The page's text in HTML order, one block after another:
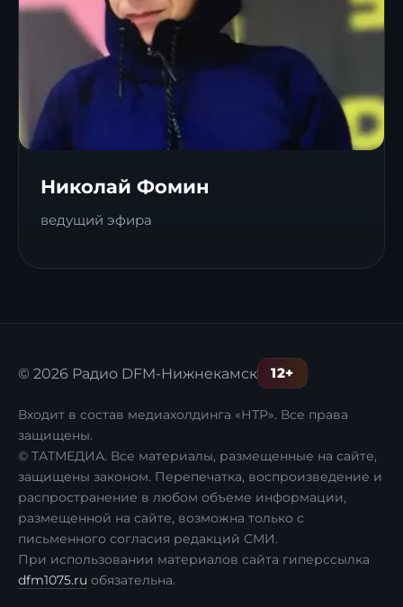
Николай Фомин
ведущий эфира
© 2026 Радио DFM-Нижнекамск 12+
Входит в состав медиахолдинга «НТР». Все права
защищены.
© ТАТМЕДИА. Все материалы, размещенные на сайте,
защищены законом. Перепечатка, воспроизведение и
распространение в любом объеме информации,
размещенной на сайте, возможна только с
письменного согласия редакций СМИ.
При использовании материалов сайта гиперссылка
dfm1075.ru обязательна.